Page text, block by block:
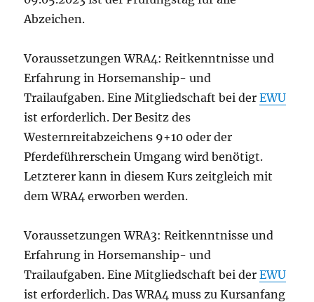
Abzeichen.
Voraussetzungen WRA4: Reitkenntnisse und
Erfahrung in Horsemanship- und
Trailaufgaben. Eine Mitgliedschaft bei derEWU
ist erforderlich. Der Besitz des
Westernreitabzeichens 9+10 oder der
Pferdeführerschein Umgang wird benötigt.
Letzterer kann in diesem Kurs zeitgleich mit
dem WRA4 erworben werden.
Voraussetzungen WRA3: Reitkenntnisse und
Erfahrung in Horsemanship- und
Trailaufgaben. Eine Mitgliedschaft bei derEWU
ist erforderlich. Das WRA4 muss zu Kursanfang